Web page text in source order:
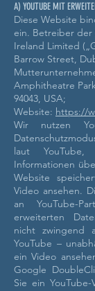
A) YOUTUBE MIT
Diese Website
ein. Betreiber
Ireland Limited
Barrow Street,
Amphitheatre
94043, USA;
Website: https://
Wir nutzen
laut
Informationen
Website
Video ansehen.
an YouTube-
erweiterten
nicht zwingend
YouTube –
ein Video
Google
Sie ein